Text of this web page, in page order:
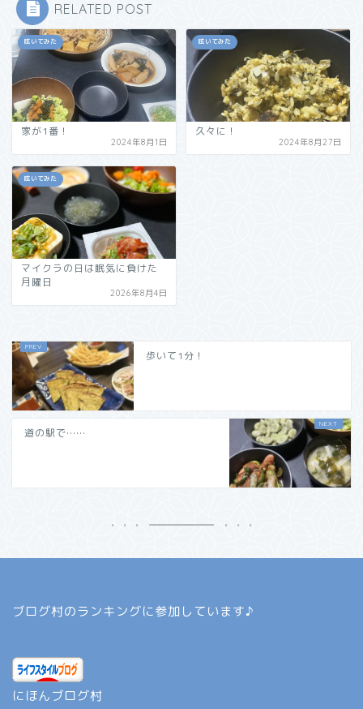
RELATED POST
呟いてみた
家が1番！
2024年8月1日
呟いてみた
久々に！
2024年8月27日
呟いてみた
マイクラの日は眠気に負けた
月曜日
2026年8月4日
歩いて1分！
道の駅で……
ブログ村のランキングに参加しています♪
にほんブログ村